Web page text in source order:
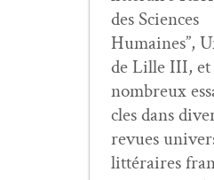
des Sci­ences
Humaines”,
de Lille III, et
nom­breux
cles dans
revues
lit­téraires